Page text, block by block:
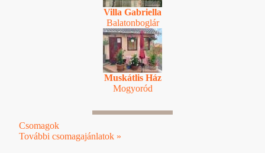
Villa Gabriella
Balatonboglár
Muskátlis Ház
Mogyoród
Csomagok
További csomagajánlatok »